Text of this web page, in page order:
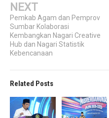
NEXT
Pemkab Agam dan Pemprov
Sumbar Kolaborasi
Kembangkan Nagari Creative
Hub dan Nagari Statistik
Kebencanaan
Related Posts